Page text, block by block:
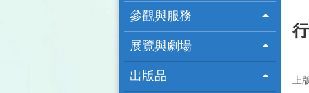
參觀與服務
展覽與劇場
出版品 上